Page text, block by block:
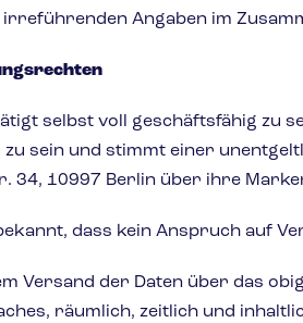
Angaben im
selbst voll geschäftsfähig zu
zu sein und stimmt einer
34, 10997 Berlin über ihre
dass kein Anspruch auf
Versand der Daten über das
räumlich, zeitlich und